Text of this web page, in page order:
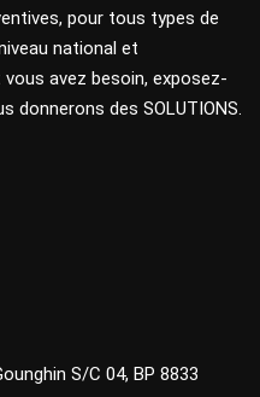
pour tous types de
national et
avez besoin, exposez-
donnerons des SOLUTIONS.
S/C 04, BP 8833